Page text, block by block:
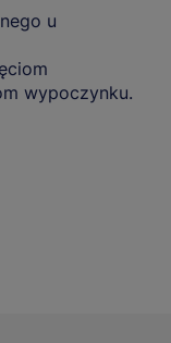
u
wypoczynku.